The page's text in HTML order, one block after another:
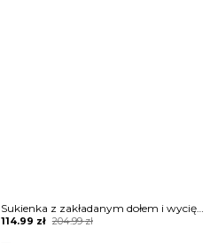
Sukienka z zakładanym dołem i wycięciami na ramionach
204.99zł
Original
114.99 zł
Current